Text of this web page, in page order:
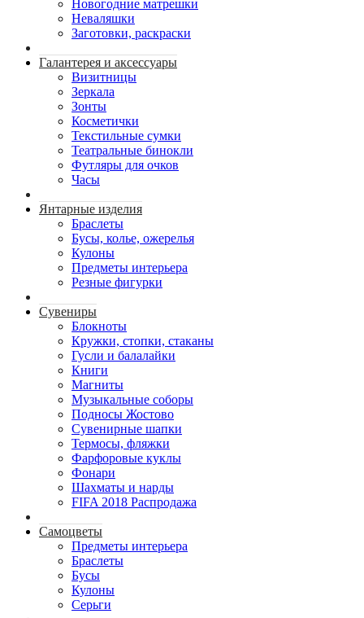
Новогодние матрешки
Неваляшки
Заготовки, раскраски
Галантерея и аксессуары
Визитницы
Зеркала
Зонты
Косметички
Текстильные сумки
Театральные бинокли
Футляры для очков
Часы
Янтарные изделия
Браслеты
Бусы, колье, ожерелья
Кулоны
Предметы интерьера
Резные фигурки
Сувениры
Блокноты
Кружки, стопки, стаканы
Гусли и балалайки
Книги
Магниты
Музыкальные соборы
Подносы Жостово
Сувенирные шапки
Термосы, фляжки
Фарфоровые куклы
Фонари
Шахматы и нарды
FIFA 2018 Распродажа
Самоцветы
Предметы интерьера
Браслеты
Бусы
Кулоны
Серьги